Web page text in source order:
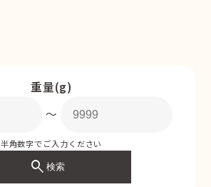
重量(g)
〜
半角数字でご入力ください
search検索